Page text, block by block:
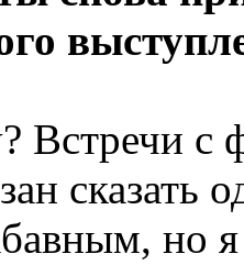
Встречи с
сказать
но